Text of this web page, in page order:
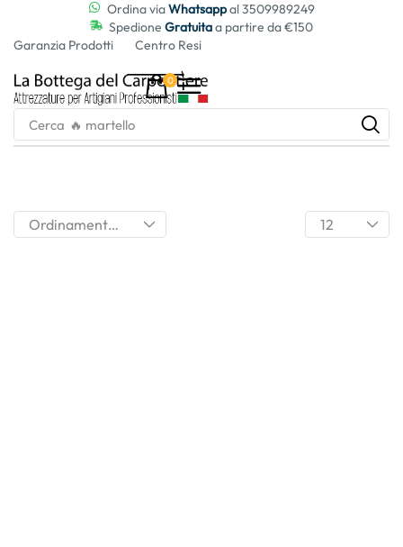
Ordina viaWhatsappal 3509989249
Spedione Gratuitaa partire da €150
Garanzia Prodotti
Centro Resi
0
Cerca 🔥 martello